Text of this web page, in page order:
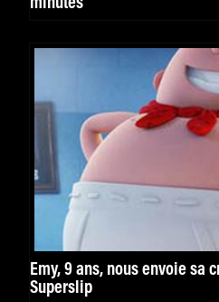
minutes
Emy, 9 ans, nous envoie sa
Superslip